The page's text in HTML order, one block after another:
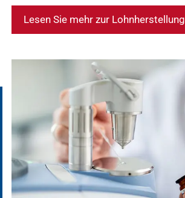
Lesen Sie mehr zur Lohnherstellung